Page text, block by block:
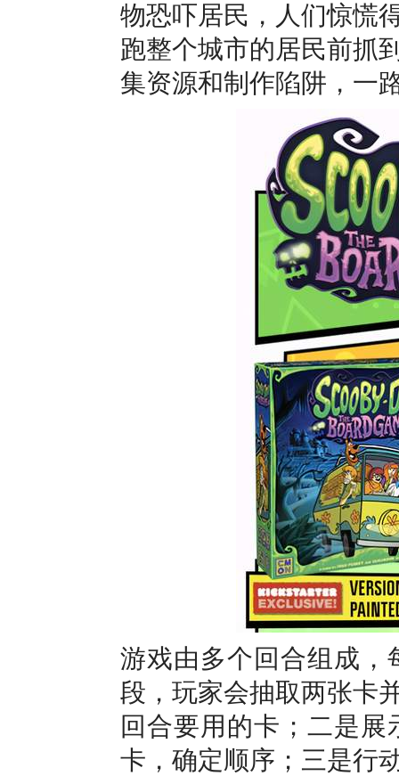
物恐吓居民，人们惊慌
跑整个城市的居民前抓
集资源和制作陷阱，一
游戏由多个回合组成，
段，玩家会抽取两张卡
回合要用的卡；二是
卡，确定顺序；三是行